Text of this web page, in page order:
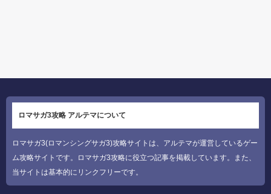
ロマサガ3攻略 アルテマについて
ロマサガ3(ロマンシングサガ3)攻略サイトは、アルテマが運営しているゲー
ム攻略サイトです。ロマサガ3攻略に役立つ記事を掲載しています。また、
当サイトは基本的にリンクフリーです。